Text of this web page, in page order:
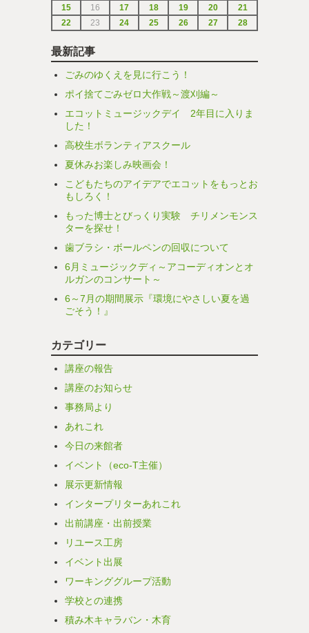
15 16 17 18 19 20
21
22
23 24 25 26 27 28
最新記事
ごみのゆくえを見に行こう！
ポイ捨てごみゼロ大作戦～渡刈編～
エコットミュージックデイ 2年目に入りま
した！
高校生ボランティアスクール
夏休みお楽しみ映画会！
こどもたちのアイデアでエコットをもっとお
もしろく！
もった博士とびっくり実験 チリメンモンス
ターを探せ！
歯ブラシ・ボールペンの回収について
6月ミュージックディ～アコーディオンとオ
ルガンのコンサート～
6～7月の期間展示『環境にやさしい夏を過
ごそう！』
カテゴリー
講座の報告
講座のお知らせ
事務局より
あれこれ
今日の来館者
イベント（eco-T主催）
展示更新情報
インタープリターあれこれ
出前講座・出前授業
リユース工房
イベント出展
ワーキンググループ活動
学校との連携
積み木キャラバン・木育